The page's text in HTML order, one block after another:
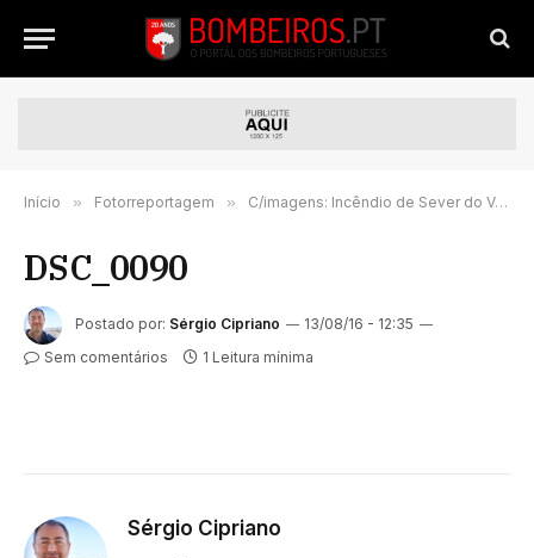
Início » Fotorreportagem » C/imagens: Incêndio de Sever do Vouga – Nó de Talhadas
DSC_0090
Postado por: Sérgio Cipriano
13/08/16 - 12:35
Sem comentários
1 Leitura mínima
Sérgio Cipriano